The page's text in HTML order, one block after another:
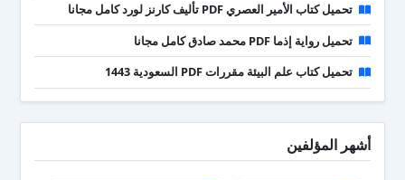
تحميل كتاب الأمير العصري PDF تأليف كارنز لورد كامل مجانا
تحميل رواية إذما PDF محمد صادق كامل مجانا
تحميل كتاب علم البيئة مقررات PDF السعودية 1443
أشهر المؤلفين